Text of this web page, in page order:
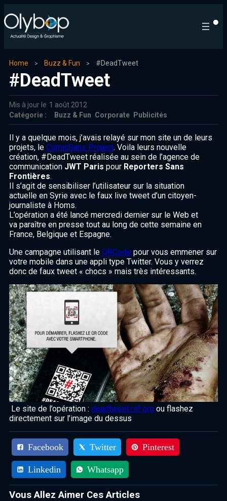
Home Buzz & Fun #DeadTweet
#DeadTweet
Mis à jour le 1 août 2012
Catégorie :
Buzz & Fun Corporate Publicités
Il y a quelque mois, j’avais relayé sur mon site un de leurs
projets, le ComicSans Project. Voila leurs nouvelle
création, #DeadTweet réalisée au sein de l’agence de
communication JWT Paris pour Reporters Sans
Frontières.
Il s’agit de sensibiliser l’utilisateur sur la situation
actuelle en Syrie avec le faux live tweet d’un citoyen-
journaliste à Homs.
L’opération a été lancé mercredi dernier sur le Web et
va paraître en presse tout au long de cette semaine en
France, Belgique et Espagne.
Une campagne utilisant le QRCode pour vous emmener sur
votre mobile dans une appli type Twitter. Vous y verrez
donc de faux tweet « chocs » mais très intéressants.
Le site de l’opération : deadtweet.rsf.org ou flashez
directement sur l’image du dessus
Facebook Twitter Pinterest
Linkedin Whatsapp
Vous Allez Aimer Ces Articles